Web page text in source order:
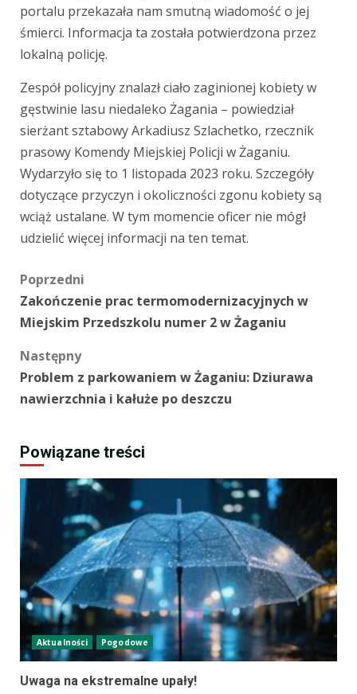
portalu przekazała nam smutną wiadomość o jej
śmierci. Informacja ta została potwierdzona przez
lokalną policję.
Zespół policyjny znalazł ciało zaginionej kobiety w
gęstwinie lasu niedaleko Żagania – powiedział
sierżant sztabowy Arkadiusz Szlachetko, rzecznik
prasowy Komendy Miejskiej Policji w Żaganiu.
Wydarzyło się to 1 listopada 2023 roku. Szczegóły
dotyczące przyczyn i okoliczności zgonu kobiety są
wciąż ustalane. W tym momencie oficer nie mógł
udzielić więcej informacji na ten temat.
Zobacz
wpisy
Poprzedni
Zakończenie prac termomodernizacyjnych w
Miejskim Przedszkolu numer 2 w Żaganiu
Następny
Problem z parkowaniem w Żaganiu: Dziurawa
nawierzchnia i kałuże po deszczu
Powiązane treści
Aktualności Pogodowe
Uwaga na ekstremalne upały!